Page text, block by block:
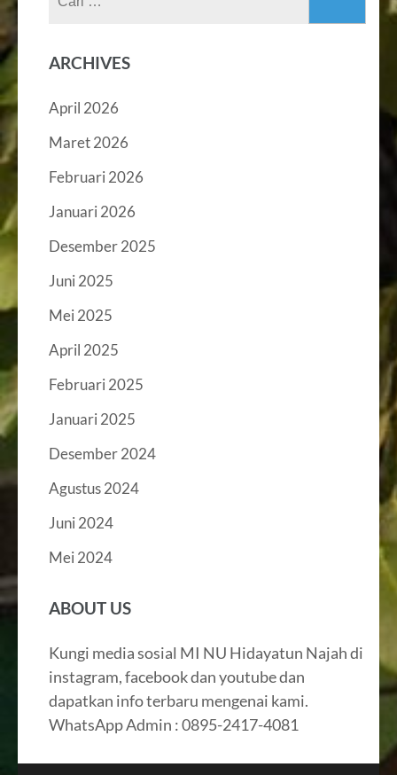
ARCHIVES
April 2026
Maret 2026
Februari 2026
Januari 2026
Desember 2025
Juni 2025
Mei 2025
April 2025
Februari 2025
Januari 2025
Desember 2024
Agustus 2024
Juni 2024
Mei 2024
ABOUT US
Kungi media sosial MI NU Hidayatun Najah di
instagram, facebook dan youtube dan
dapatkan info terbaru mengenai kami.
WhatsApp Admin : 0895-2417-4081